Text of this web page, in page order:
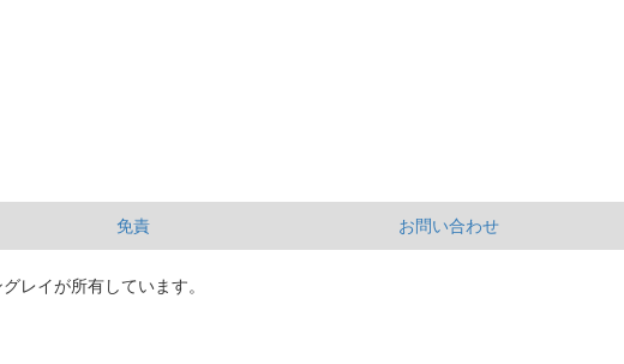
免責 お問い合わせ
レイが所有しています。